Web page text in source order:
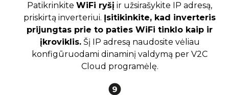
Patikrinkite WiFi ryšį ir užsirašykite IP adresą,
priskirtą inverteriui. Įsitikinkite, kad inverteris
prijungtas prie to paties WiFi tinklo kaip ir
įkroviklis.Šį IP adresą naudosite vėliau
konfigūruodami dinaminį valdymą per V2C
Cloud programėlę.